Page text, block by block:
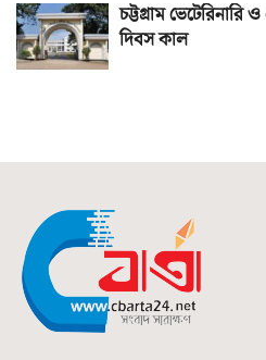
চট্টগ্রাম ভেটেরিনারি
দিবস কাল